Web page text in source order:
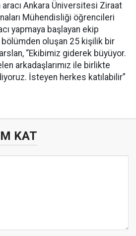
aracı Ankara Üniversitesi Ziraat
Mühendisliği öğrencileri
yapmaya başlayan ekip
oluşan 25 kişilik bir
“Ekibimiz giderek büyüyor.
arkadaşlarımız ile birlikte
İsteyen herkes katılabilir”
KAT